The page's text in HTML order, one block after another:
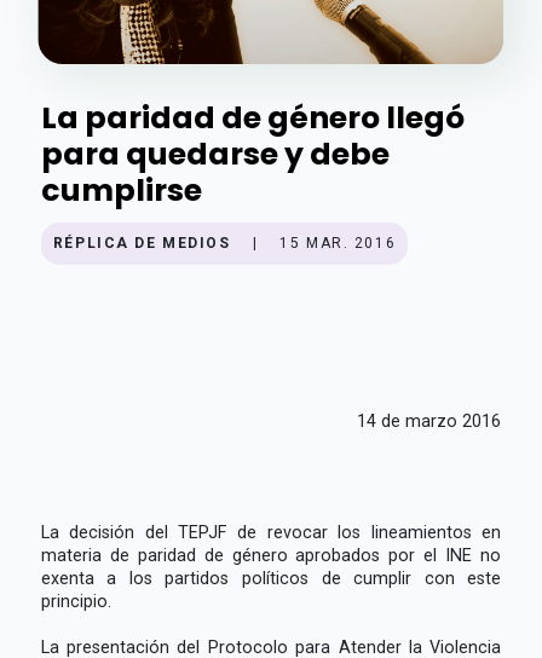
La paridad de género llegó
para quedarse y debe
cumplirse
RÉPLICA DE MEDIOS 15 MAR. 2016
14 de marzo 2016
La decisión del TEPJF de revocar los lineamientos en
materia de paridad de género aprobados por el INE no
exenta a los partidos políticos de cumplir con este
principio.
La presentación del Protocolo para Atender la Violencia